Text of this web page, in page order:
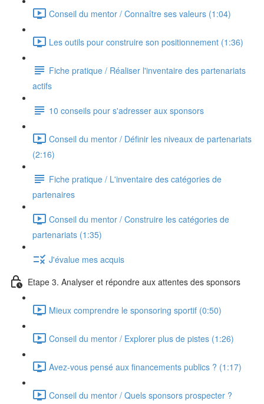
Conseil du mentor / Connaître ses valeurs (1:04)
Les outils pour construire son positionnement (1:36)
Fiche pratique / Réaliser l'inventaire des partenariats
actifs
10 conseils pour s'adresser aux sponsors
Conseil du mentor / Définir les niveaux de partenariats
(2:16)
Fiche pratique / L'inventaire des catégories de
partenaires
Conseil du mentor / Construire les catégories de
partenariats (1:35)
J'évalue mes acquis
Etape 3. Analyser et répondre aux attentes des sponsors
Mieux comprendre le sponsoring sportif (0:50)
Conseil du mentor / Explorer plus de pistes (1:26)
Avez-vous pensé aux financements publics ? (1:17)
Conseil du mentor / Quels sponsors prospecter ?